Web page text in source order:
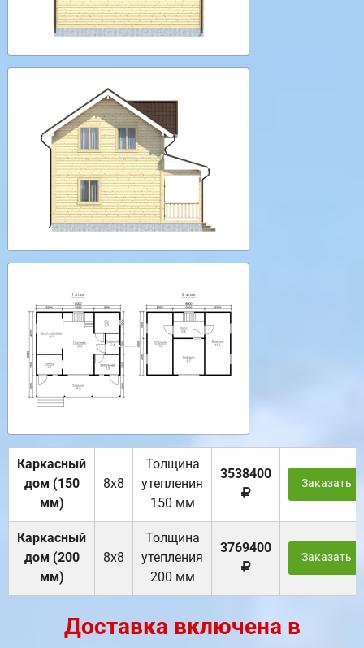
Каркасный
дом (150
мм)
8х8
Толщина
утепления
150 мм
3538400
Заказать
Каркасный
дом (200
мм)
8х8
Толщина
утепления
200 мм
3769400
Заказать
Доставка включена в